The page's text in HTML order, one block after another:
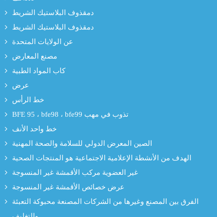
دمقذوف البلاستيك الشريط
دمقذوف البلاستيك الشريط
عن الولايات المتحدة
مصنع المعارض
كاب المواد الطبية
عرض
خط الرأس
BFE 95 ، bfe98 ، bfe99 تذوب في مهب
خط واحد الأنف
الصين المعرض الدولي للسلامة والصحة المهنية
الهدف من الأنشطة الإعلامية الاجتماعية هو المنتجات الصحية
غير العضوية مركب الأقمشة غير المنسوجة
عرض خصائص الأقمشة غير المنسوجة
الفرق بين المصنع وغيرها من الشركات المصنعة محبوكة التعبئة